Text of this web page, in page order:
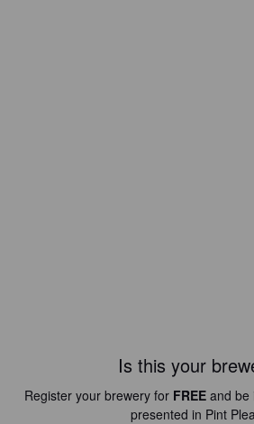
Is this your
Register your brewery for FREE and be
presented in Pint